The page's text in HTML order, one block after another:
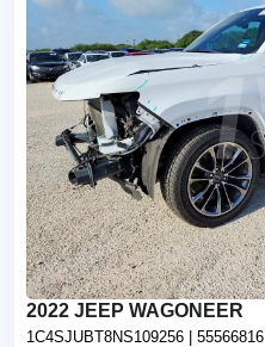
2022 JEEP WAGONEER
1C4SJUBT8NS109256 | 55566816